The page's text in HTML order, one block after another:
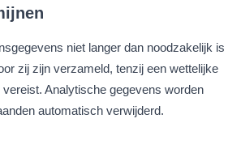
niet langer dan noodzakelijk is
zij zijn verzameld, tenzij een wettelijke
Analytische gegevens worden
automatisch verwijderd.